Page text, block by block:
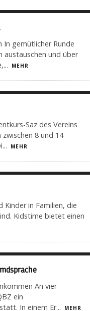
In gemütlicher Runde
austauschen und über
... MEHR
Saz des Vereins
zwischen 8 und 14
... MEHR
Kinder in Familien, die
Kidstime bietet einen
An vier
ein
In einem Er... MEHR